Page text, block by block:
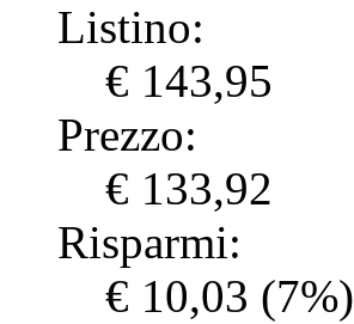
Listino:
€ 143,95
Prezzo:
€ 133,92
Risparmi:
€ 10,03 (7%)